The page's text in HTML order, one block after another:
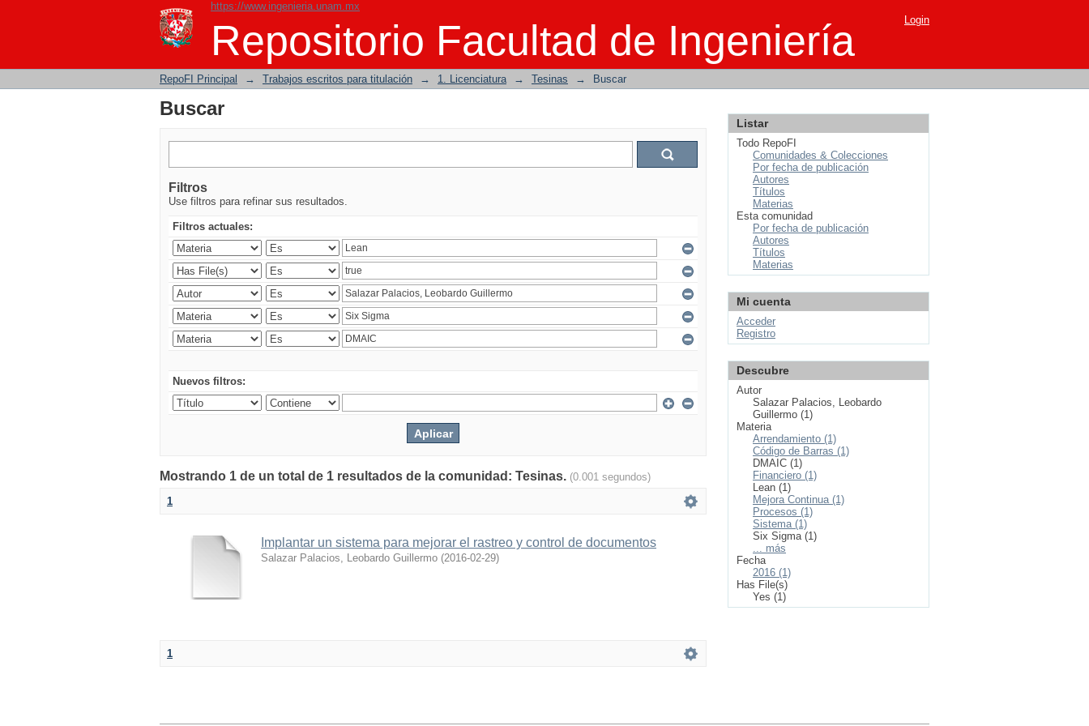
https://www.ingenieria.unam.mx
Repositorio Facultad de Ingeniería
Buscar Login
RepoFI Principal → Trabajos escritos para titulación → 1. Licenciatura → Tesinas → Buscar
Buscar
Filtros
Use filtros para refinar sus resultados.
Filtros actuales:
Nuevos filtros:
Mostrando 1 de un total de 1 resultados de la comunidad: Tesinas. (0.001 segundos)
1
Implantar un sistema para mejorar el rastreo y control de documentos
Salazar Palacios, Leobardo Guillermo (2016-02-29)
1
Listar
Todo RepoFI
Comunidades & Colecciones
Por fecha de publicación
Autores
Títulos
Materias
Esta comunidad
Por fecha de publicación
Autores
Títulos
Materias
Mi cuenta
Acceder
Registro
Descubre
Autor
Salazar Palacios, Leobardo
Guillermo (1)
Materia
Arrendamiento (1)
Código de Barras (1)
DMAIC (1)
Financiero (1)
Lean (1)
Mejora Continua (1)
Procesos (1)
Sistema (1)
Six Sigma (1)
... más
Fecha
2016 (1)
Has File(s)
Yes (1)